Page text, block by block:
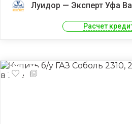
Луидор — Эксперт Уфа
Расчет